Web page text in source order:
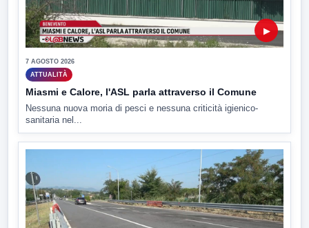
▶
7 AGOSTO 2026
ATTUALITÀ
Miasmi e Calore, l'ASL parla attraverso il Comune
Nessuna nuova moria di pesci e nessuna criticità igienico-
sanitaria nel...